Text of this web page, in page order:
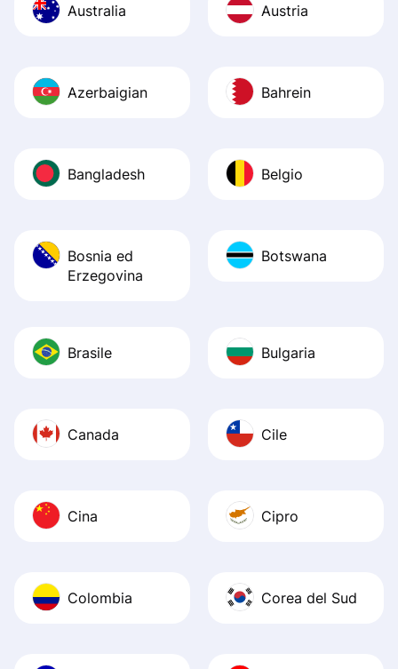
Australia Austria
Azerbaigian Bahrein
Bangladesh Belgio
Bosnia ed
Erzegovina
Botswana
Brasile Bulgaria
Canada Cile
Cina Cipro
Colombia Corea del Sud